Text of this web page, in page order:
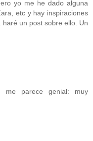
yo me he dado alguna
etc y hay inspiraciones
un post sobre ello. Un
me parece genial: muy